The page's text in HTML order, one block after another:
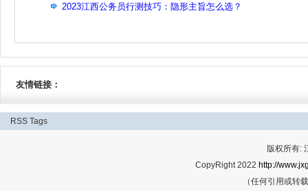
2023江西公务员行测技巧：隐形主旨怎么选？
友情链接：
RSS Tags
版权所有:
CopyRight 2022 http://
（任何引用或转